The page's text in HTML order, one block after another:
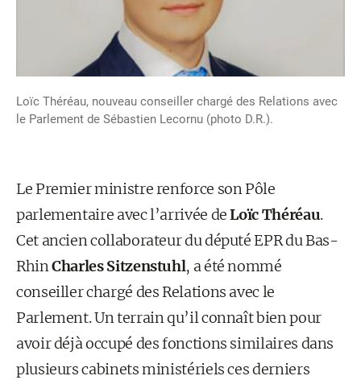
Loïc Théréau, nouveau conseiller chargé des Relations avec
le Parlement de Sébastien Lecornu (photo D.R.).
Le Premier ministre renforce son Pôle
parlementaire avec l’arrivée deLoïc Théréau.
Cet ancien collaborateur du député EPR du Bas-
RhinCharles Sitzenstuhl, a été nommé
conseiller chargé des Relations avec le
Parlement. Un terrain qu’il connaît bien pour
avoir déjà occupé des fonctions similaires dans
plusieurs cabinets ministériels ces derniers